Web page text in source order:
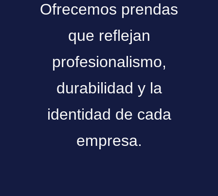
Ofrecemos prendas
que reflejan
profesionalismo,
durabilidad y la
identidad de cada
empresa.